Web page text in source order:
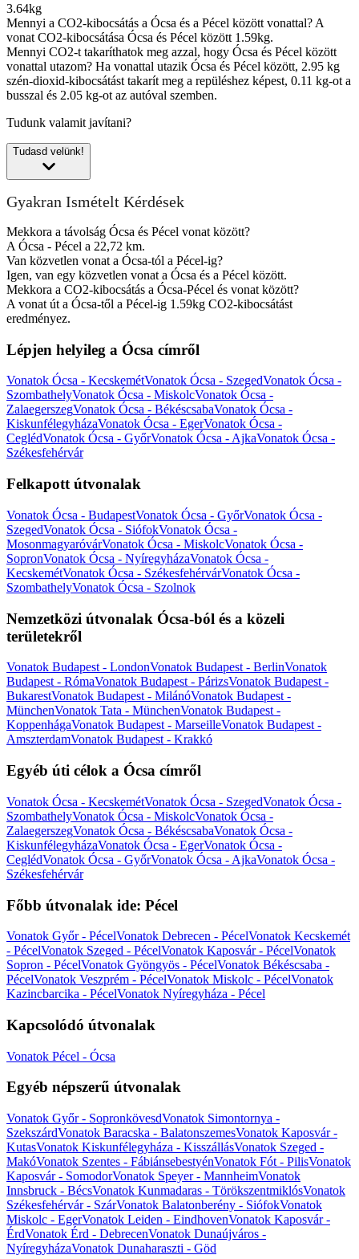
3.64kg
Mennyi a CO2-kibocsátás a Ócsa és a Pécel között vonattal? A
vonat CO2-kibocsátása Ócsa és Pécel között 1.59kg.
Mennyi CO2-t takaríthatok meg azzal, hogy Ócsa és Pécel között
vonattal utazom? Ha vonattal utazik Ócsa és Pécel között, 2.95 kg
szén-dioxid-kibocsátást takarít meg a repüléshez képest, 0.11 kg-ot a
busszal és 2.05 kg-ot az autóval szemben.
Tudunk valamit javítani?
Tudasd velünk!
Gyakran Ismételt Kérdések
Mekkora a távolság Ócsa és Pécel vonat között?
A Ócsa - Pécel a 22,72 km.
Van közvetlen vonat a Ócsa-tól a Pécel-ig?
Igen, van egy közvetlen vonat a Ócsa és a Pécel között.
Mekkora a CO2-kibocsátás a Ócsa-Pécel és vonat között?
A vonat út a Ócsa-től a Pécel-ig 1.59kg CO2-kibocsátást
eredményez.
Lépjen helyileg a Ócsa címről
Vonatok Ócsa - KecskemétVonatok Ócsa - SzegedVonatok Ócsa -
SzombathelyVonatok Ócsa - MiskolcVonatok Ócsa -
ZalaegerszegVonatok Ócsa - BékéscsabaVonatok Ócsa -
KiskunfélegyházaVonatok Ócsa - EgerVonatok Ócsa -
CeglédVonatok Ócsa - GyőrVonatok Ócsa - AjkaVonatok Ócsa -
Székesfehérvár
Felkapott útvonalak
Vonatok Ócsa - BudapestVonatok Ócsa - GyőrVonatok Ócsa -
SzegedVonatok Ócsa - SiófokVonatok Ócsa -
MosonmagyaróvárVonatok Ócsa - MiskolcVonatok Ócsa -
SopronVonatok Ócsa - NyíregyházaVonatok Ócsa -
KecskemétVonatok Ócsa - SzékesfehérvárVonatok Ócsa -
SzombathelyVonatok Ócsa - Szolnok
Nemzetközi útvonalak Ócsa-ból és a közeli
területekről
Vonatok Budapest - LondonVonatok Budapest - BerlinVonatok
Budapest - RómaVonatok Budapest - PárizsVonatok Budapest -
BukarestVonatok Budapest - MilánóVonatok Budapest -
MünchenVonatok Tata - MünchenVonatok Budapest -
KoppenhágaVonatok Budapest - MarseilleVonatok Budapest -
AmszterdamVonatok Budapest - Krakkó
Egyéb úti célok a Ócsa címről
Vonatok Ócsa - KecskemétVonatok Ócsa - SzegedVonatok Ócsa -
SzombathelyVonatok Ócsa - MiskolcVonatok Ócsa -
ZalaegerszegVonatok Ócsa - BékéscsabaVonatok Ócsa -
KiskunfélegyházaVonatok Ócsa - EgerVonatok Ócsa -
CeglédVonatok Ócsa - GyőrVonatok Ócsa - AjkaVonatok Ócsa -
Székesfehérvár
Főbb útvonalak ide: Pécel
Vonatok Győr - PécelVonatok Debrecen - PécelVonatok Kecskemét
- PécelVonatok Szeged - PécelVonatok Kaposvár - PécelVonatok
Sopron - PécelVonatok Gyöngyös - PécelVonatok Békéscsaba -
PécelVonatok Veszprém - PécelVonatok Miskolc - PécelVonatok
Kazincbarcika - PécelVonatok Nyíregyháza - Pécel
Kapcsolódó útvonalak
Vonatok Pécel - Ócsa
Egyéb népszerű útvonalak
Vonatok Győr - SopronkövesdVonatok Simontornya -
SzekszárdVonatok Baracska - BalatonszemesVonatok Kaposvár -
KutasVonatok Kiskunfélegyháza - KisszállásVonatok Szeged -
MakóVonatok Szentes - FábiánsebestyénVonatok Fót - PilisVonatok
Kaposvár - SomodorVonatok Speyer - MannheimVonatok
Innsbruck - BécsVonatok Kunmadaras - TörökszentmiklósVonatok
Székesfehérvár - SzárVonatok Balatonberény - SiófokVonatok
Miskolc - EgerVonatok Leiden - EindhovenVonatok Kaposvár -
ÉrdVonatok Érd - DebrecenVonatok Dunaújváros -
NyíregyházaVonatok Dunaharaszti - Göd